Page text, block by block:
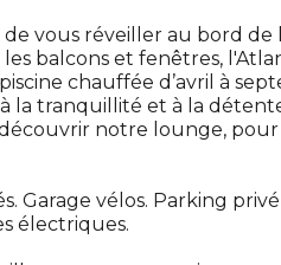
vous réveiller au bord
les balcons et fenêtres,
chauffée d’avril à
la tranquillité et à la
notre lounge,
Garage vélos. Parking
électriques.